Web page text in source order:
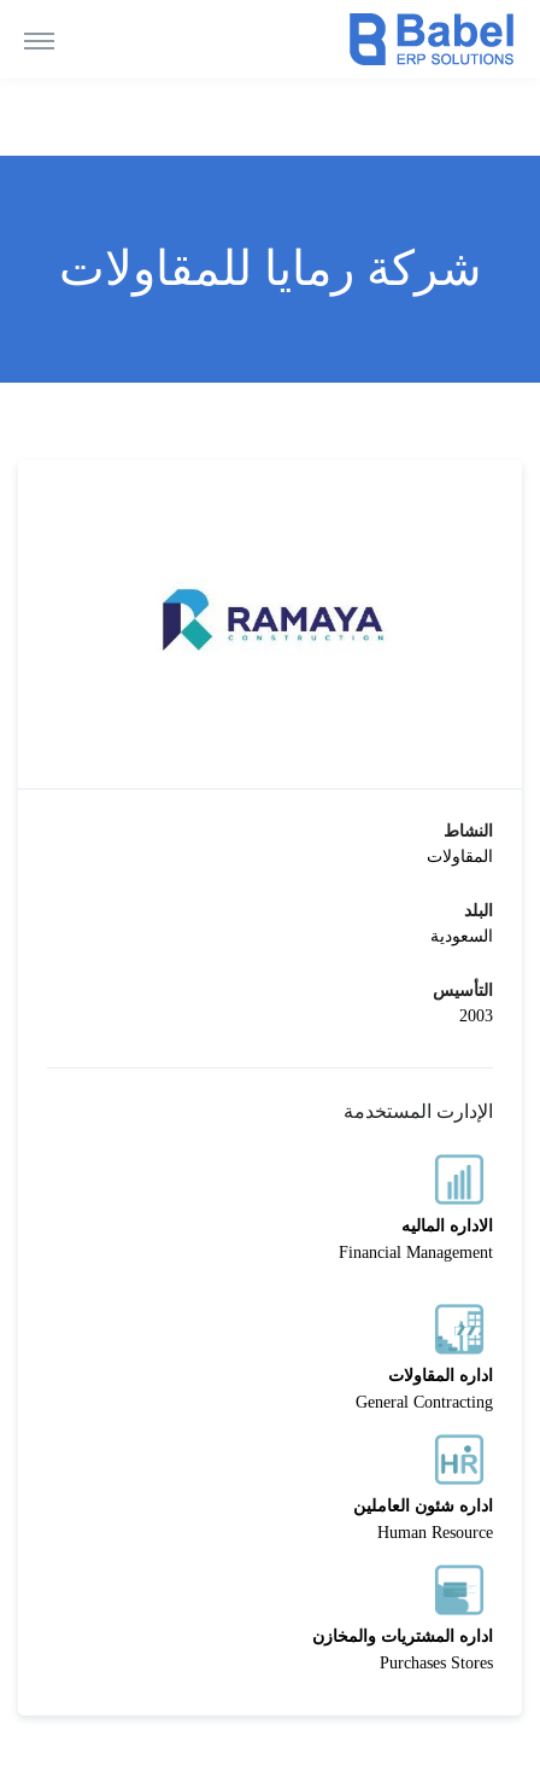
شركة رمايا للمقاولات
النشاط
المقاولات
البلد
السعودية
التأسيس
2003
الإدارت المستخدمة
الاداره الماليه
Financial Management
اداره المقاولات
General Contracting
اداره شئون العاملين
Human Resource
اداره المشتريات والمخازن
Purchases Stores